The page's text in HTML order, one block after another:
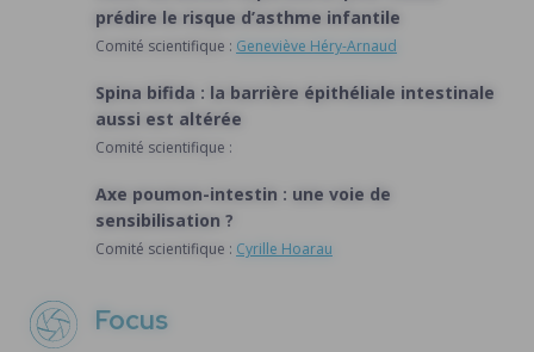
prédire le risque d’asthme infantile
Comité scientifique : Geneviève Héry-Arnaud
Spina bifida : la barrière épithéliale intestinale
aussi est altérée
Comité scientifique :
Axe poumon-intestin : une voie de
sensibilisation ?
Comité scientifique : Cyrille Hoarau
Focus